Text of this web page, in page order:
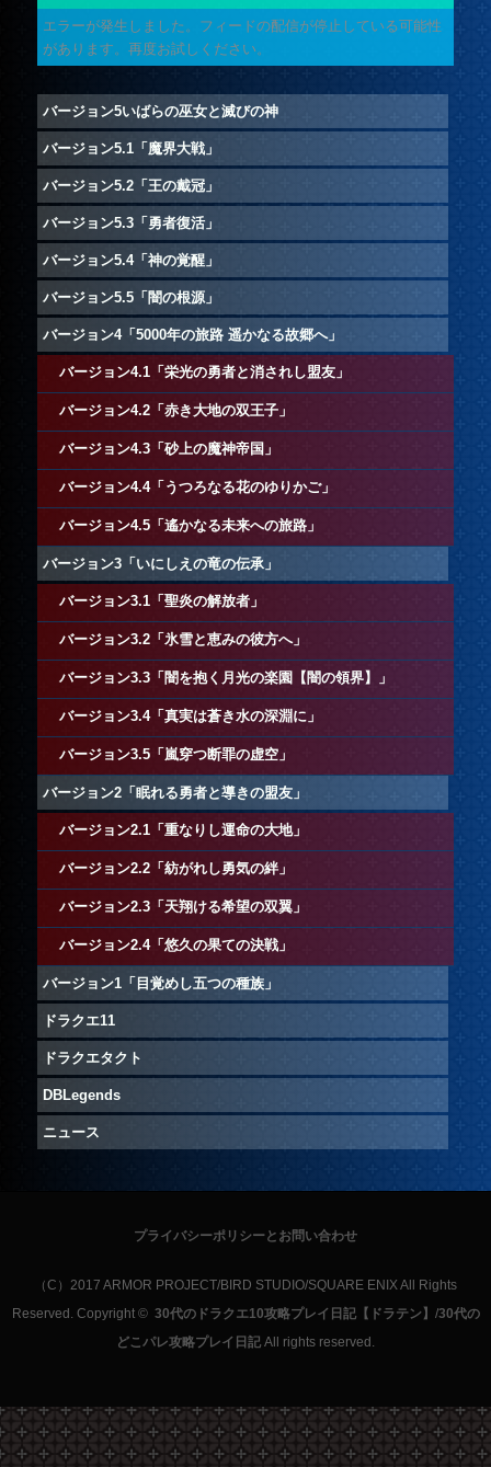
エラーが発生しました。フィードの配信が停止している可能性
があります。再度お試しください。
バージョン5いばらの巫女と滅びの神
バージョン5.1「魔界大戦」
バージョン5.2「王の戴冠」
バージョン5.3「勇者復活」
バージョン5.4「神の覚醒」
バージョン5.5「闇の根源」
バージョン4「5000年の旅路 遥かなる故郷へ」
バージョン4.1「栄光の勇者と消されし盟友」
バージョン4.2「赤き大地の双王子」
バージョン4.3「砂上の魔神帝国」
バージョン4.4「うつろなる花のゆりかご」
バージョン4.5「遙かなる未来への旅路」
バージョン3「いにしえの竜の伝承」
バージョン3.1「聖炎の解放者」
バージョン3.2「氷雪と恵みの彼方へ」
バージョン3.3「闇を抱く月光の楽園【闇の領界】」
バージョン3.4「真実は蒼き水の深淵に」
バージョン3.5「嵐穿つ断罪の虚空」
バージョン2「眠れる勇者と導きの盟友」
バージョン2.1「重なりし運命の大地」
バージョン2.2「紡がれし勇気の絆」
バージョン2.3「天翔ける希望の双翼」
バージョン2.4「悠久の果ての決戦」
バージョン1「目覚めし五つの種族」
ドラクエ11
ドラクエタクト
DBLegends
ニュース
プライバシーポリシーとお問い合わせ
（C）2017 ARMOR PROJECT/BIRD STUDIO/SQUARE ENIX All Rights
Reserved. Copyright © 30代のドラクエ10攻略プレイ日記【ドラテン】 /30代の
どこパレ攻略プレイ日記 All rights reserved.